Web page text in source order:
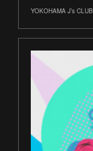
YOKOHAMA J’s CLUB